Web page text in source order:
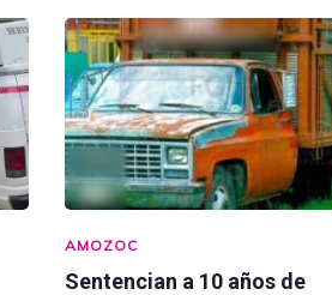
AMOZOC
Sentencian a 10 años de